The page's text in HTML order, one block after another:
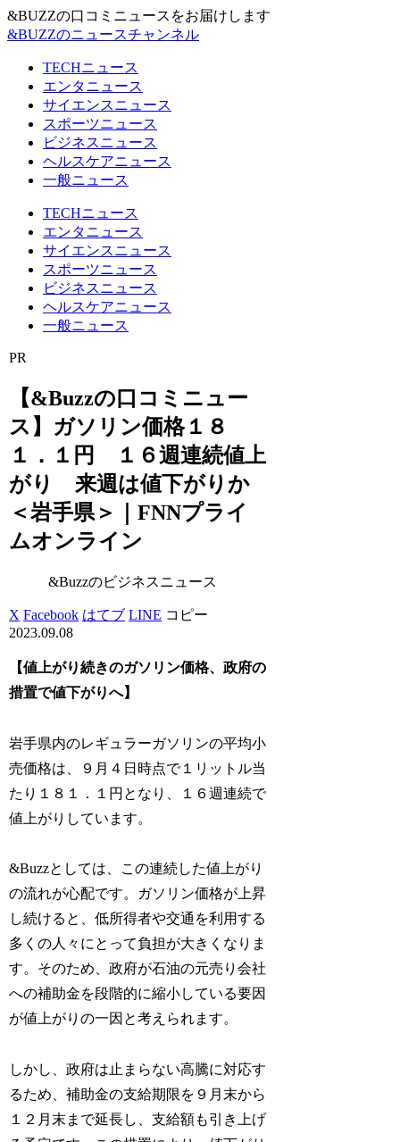
&BUZZの口コミニュースをお届けします
&BUZZのニュースチャンネル
TECHニュース
エンタニュース
サイエンスニュース
スポーツニュース
ビジネスニュース
ヘルスケアニュース
一般ニュース
TECHニュース
エンタニュース
サイエンスニュース
スポーツニュース
ビジネスニュース
ヘルスケアニュース
一般ニュース
PR
【&Buzzの口コミニュー
ス】ガソリン価格１８
１．１円 １６週連続値上
がり 来週は値下がりか
＜岩手県＞｜FNNプライ
ムオンライン
&Buzzのビジネスニュース
X Facebook はてブ LINE コピー
2023.09.08
【値上がり続きのガソリン価格、政府の
措置で値下がりへ】
岩手県内のレギュラーガソリンの平均小
売価格は、９月４日時点で１リットル当
たり１８１．１円となり、１６週連続で
値上がりしています。
&Buzzとしては、この連続した値上がり
の流れが心配です。ガソリン価格が上昇
し続けると、低所得者や交通を利用する
多くの人々にとって負担が大きくなりま
す。そのため、政府が石油の元売り会社
への補助金を段階的に縮小している要因
が値上がりの一因と考えられます。
しかし、政府は止まらない高騰に対応す
るため、補助金の支給期限を９月末から
１２月末まで延長し、支給額も引き上げ